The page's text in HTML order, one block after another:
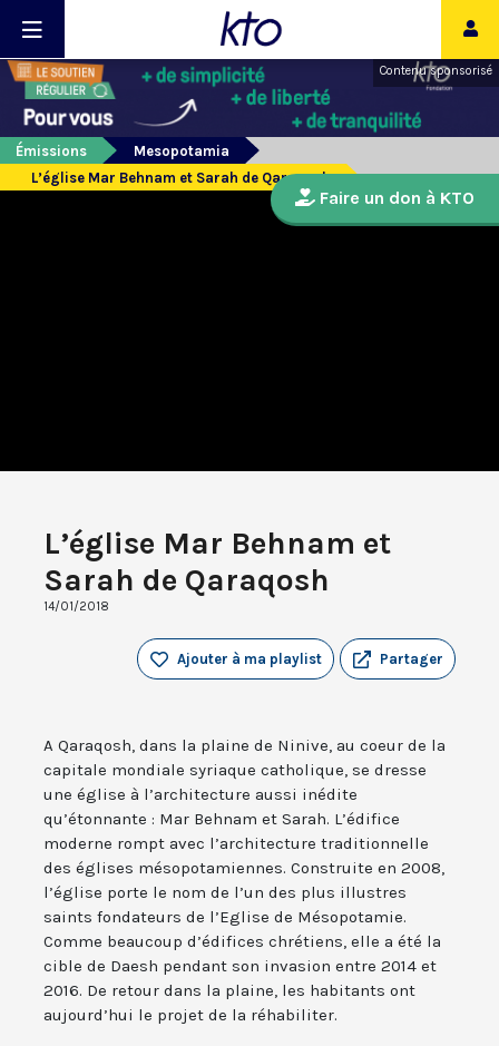
Contenu sponsorisé
Émissions
Mesopotamia
L’église Mar Behnam et Sarah de Qaraqosh
L’église Mar Behnam et
Sarah de Qaraqosh
14/01/2018
Partager
Ajouter à ma playlist
A Qaraqosh, dans la plaine de Ninive, au coeur de la
capitale mondiale syriaque catholique, se dresse
une église à l’architecture aussi inédite
qu’étonnante : Mar Behnam et Sarah. L’édifice
moderne rompt avec l’architecture traditionnelle
des églises mésopotamiennes. Construite en 2008,
l’église porte le nom de l’un des plus illustres
saints fondateurs de l’Eglise de Mésopotamie.
Comme beaucoup d’édifices chrétiens, elle a été la
cible de Daesh pendant son invasion entre 2014 et
2016. De retour dans la plaine, les habitants ont
aujourd’hui le projet de la réhabiliter.
Faire un don à KTO